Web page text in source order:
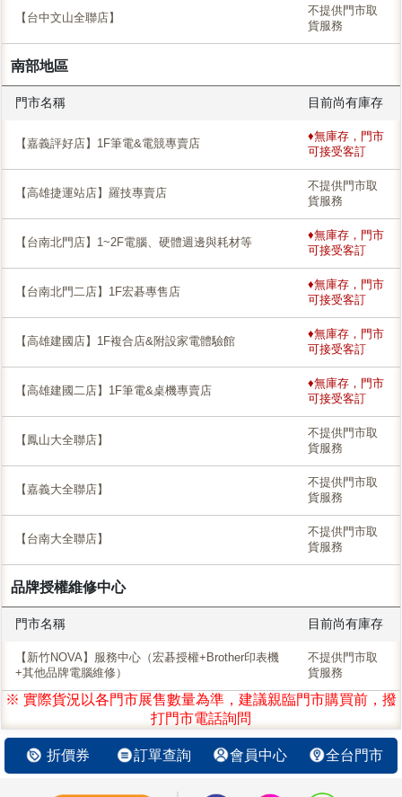
【台中文山全聯店】
不提供門市取
貨服務
南部地區
門市名稱 目前尚有庫存
【嘉義評好店】1F筆電&電競專賣店
♦無庫存，門市
可接受客訂
【高雄捷運站店】羅技專賣店
不提供門市取
貨服務
【台南北門店】1~2F電腦、硬體週邊與耗材等
♦無庫存，門市
可接受客訂
【台南北門二店】1F宏碁專售店
♦無庫存，門市
可接受客訂
【高雄建國店】1F複合店&附設家電體驗館
♦無庫存，門市
可接受客訂
【高雄建國二店】1F筆電&桌機專賣店
♦無庫存，門市
可接受客訂
【鳳山大全聯店】
不提供門市取
貨服務
【嘉義大全聯店】
不提供門市取
貨服務
【台南大全聯店】
不提供門市取
貨服務
品牌授權維修中心
門市名稱 目前尚有庫存
【新竹NOVA】服務中心（宏碁授權+Brother印表機
+其他品牌電腦維修）
不提供門市取
貨服務
※ 實際貨況以各門市展售數量為準，建議親臨門市購買前，撥
打門市電話詢問
折價券 訂單查詢 會員中心 全台門市